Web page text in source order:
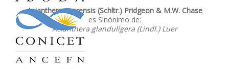
Acianthera cearensis (Schltr.) Pridgeon & M.W. Chase
es Sinónimo de:
Acianthera glanduligera (Lindl.) Luer